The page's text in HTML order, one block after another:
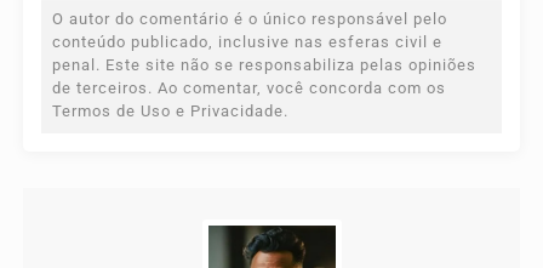
O autor do comentário é o único responsável pelo
conteúdo publicado, inclusive nas esferas civil e
penal. Este site não se responsabiliza pelas opiniões
de terceiros. Ao comentar, você concorda com os
Termos de Uso e Privacidade.